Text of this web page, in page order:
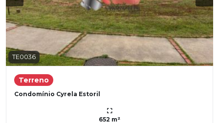
TE0036
Terreno
Condomínio Cyrela Estoril
652 m²